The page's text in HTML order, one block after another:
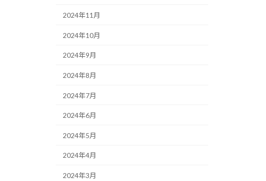
2024年11月
2024年10月
2024年9月
2024年8月
2024年7月
2024年6月
2024年5月
2024年4月
2024年3月